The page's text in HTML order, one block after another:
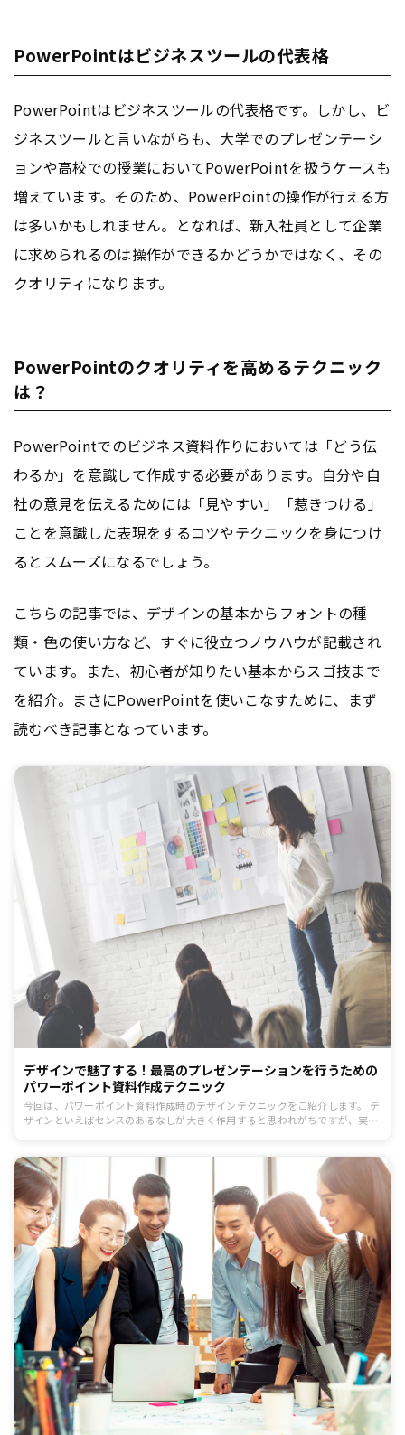
PowerPointはビジネスツールの代表格
PowerPointはビジネスツールの代表格です。しかし、ビ
ジネスツールと言いながらも、大学でのプレゼンテーシ
ョンや高校での授業においてPowerPointを扱うケースも
増えています。そのため、PowerPointの操作が行える方
は多いかもしれません。となれば、新入社員として企業
に求められるのは操作ができるかどうかではなく、その
クオリティになります。
PowerPointのクオリティを高めるテクニック
は？
PowerPointでのビジネス資料作りにおいては「どう伝
わるか」を意識して作成する必要があります。自分や自
社の意見を伝えるためには「見やすい」「惹きつける」
ことを意識した表現をするコツやテクニックを身につけ
るとスムーズになるでしょう。
こちらの記事では、デザインの基本から フォントの種
類・色の使い方など、すぐに役立つノウハウが記載され
ています。また、初心者が知りたい基本からスゴ技まで
を紹介。まさにPowerPointを使いこなすために、まず
読むべき記事となっています。
デザインで魅了する！最高のプレゼンテーションを行うための
パワーポイント資料作成テクニック
今回は、パワーポイント資料作成時のデザインテクニックをご紹介します。 デ
ザインといえばセンスのあるなしが大きく作用すると思われがちですが、実際